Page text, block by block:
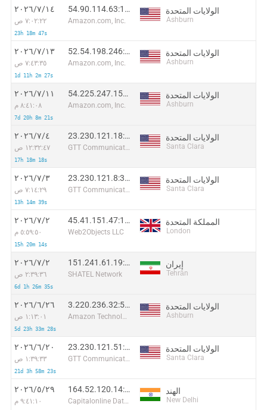
١٤‏/٧‏/٢٠٢٦
٧:٠٢:٢٢ ص
23h 18m 47s
54.90.114.63:18041
Amazon.com, Inc.
الولايات المتحدة
Ashburn
١٣‏/٧‏/٢٠٢٦
٧:٤٣:٣٥ ص
1d 11h 2m 27s
52.54.198.246:50372
Amazon.com, Inc.
الولايات المتحدة
Ashburn
١١‏/٧‏/٢٠٢٦
٨:٤١:٠٨ م
7d 20h 8m 21s
54.225.247.156:52979
Amazon.com, Inc.
الولايات المتحدة
Ashburn
٤‏/٧‏/٢٠٢٦
١٢:٣٢:٤٧ ص
17h 18m 18s
23.230.121.18:46730
GTT Communications Inc.
الولايات المتحدة
Santa Clara
٣‏/٧‏/٢٠٢٦
٧:١٤:٢٩ ص
13h 14m 39s
23.230.121.8:33372
GTT Communications Inc.
الولايات المتحدة
Santa Clara
٢‏/٧‏/٢٠٢٦
٥:٥٩:٥٠ م
15h 20m 14s
45.41.151.47:10520
Web2Objects LLC
المملكة المتحدة
London
٢‏/٧‏/٢٠٢٦
٢:٣٩:٣٦ ص
6d 1h 26m 35s
151.241.61.19:49744
SHATEL Network
إيران
Tehrān
٢٦‏/٦‏/٢٠٢٦
١:١٣:٠١ ص
5d 23h 33m 28s
3.220.236.32:53463
Amazon Technologies Inc.
الولايات المتحدة
Ashburn
٢٠‏/٦‏/٢٠٢٦
١:٣٩:٣٣ ص
21d 3h 58m 23s
23.230.121.51:17466
GTT Communications Inc.
الولايات المتحدة
Santa Clara
٢٩‏/٥‏/٢٠٢٦
٩:٤١:١٠ م
164.52.120.14:18765
Capitalonline Data Service (HK) Co
الهند
New Delhi